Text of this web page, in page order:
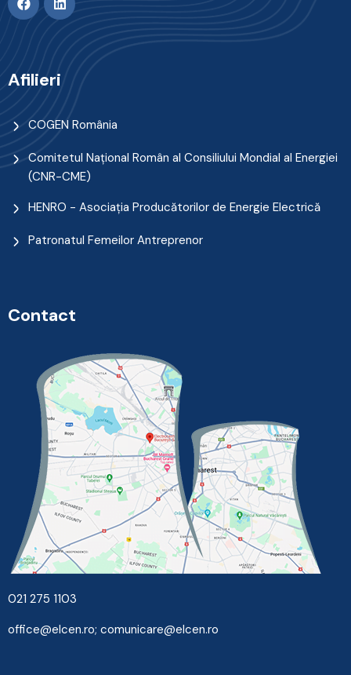
Afilieri
COGEN România
Comitetul Naţional Român al Consiliului Mondial al Energiei
(CNR-CME)
HENRO - Asociația Producătorilor de Energie Electrică
Patronatul Femeilor Antreprenor
Contact
021 275 1103
office@elcen.ro; comunicare@elcen.ro